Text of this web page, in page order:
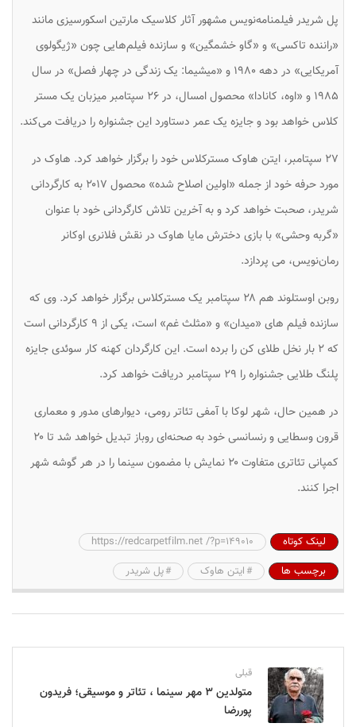
پل شریدر فیلمنامه‌نویس مشهور آثار کلاسیک مارتین اسکورسیزی مانند
«راننده تاکسی» و «گاو خشمگین» و سازنده فیلم‌هایی چون «ژیگولوی
آمریکایی» در دهه ۱۹۸۰ و «میشیما: یک زندگی در چهار فصل» در سال
۱۹۸۵ و «اوه، کانادا» محصول امسال، در ۲۶ سپتامبر میزبان یک مستر
کلاس خواهد بود و جایزه یک عمر دستاورد این جشنواره را دریافت می‌کند.
۲۷ سپتامبر، ایتن هاوک مسترکلاس خود را برگزار خواهد کرد. هاوک در
مورد حرفه خود از جمله «اولین اصلاح شده» محصول ۲۰۱۷ به کارگردانی
شریدر، صحبت خواهد کرد و به آخرین تلاش کارگردانی خود با عنوان
«گربه وحشی» با بازی دخترش مایا هاوک در نقش فلانری اوکانر
رمان‌نویس، می پردازد.
روبن اوستلوند هم ۲۸ سپتامبر یک مسترکلاس برگزار خواهد کرد. وی که
سازنده فیلم های «میدان» و «مثلث غم» است، یکی از ۹ کارگردانی است
که ۲ بار نخل طلای کن را برده است. این کارگردان کهنه کار سوئدی جایزه
پلنگ طلایی جشنواره را ۲۹ سپتامبر دریافت خواهد کرد.
در همین حال، شهر لوکا با آمفی تئاتر رومی، دیوارهای مدور و معماری
قرون وسطایی و رنسانسی خود به صحنه‌ای روباز تبدیل خواهد شد تا ۲۰
کمپانی تئاتری متفاوت ۲۰ نمایش با مضمون سینما را در هر گوشه شهر
اجرا کنند.
لینک کوتاه
https://redcarpetfilm.net /?p=149010
برچسب ها
ایتن هاوک پل شریدر
قبلی
متولدین ۳ مهر سینما ، تئاتر و موسیقی؛ فریدون
پوررضا